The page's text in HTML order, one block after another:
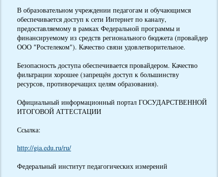
В образовательном учреждении педагогам и обучающимся
обеспечивается доступ к сети Интернет по каналу,
предоставляемому в рамках Федеральной программы и
финансируемому из средств регионального бюджета (провайдер
ООО "Ростелеком"). Качество связи удовлетворительное.
Безопасность доступа обеспечивается провайдером. Качество
фильтрации хорошее (запрещён доступ к большинству
ресурсов, противоречащих целям образования).
Официальный информационный портал ГОСУДАРСТВЕННОЙ
ИТОГОВОЙ АТТЕСТАЦИИ
Ссылка:
http://gia.edu.ru/ru/
Федеральный институт педагогических измерений